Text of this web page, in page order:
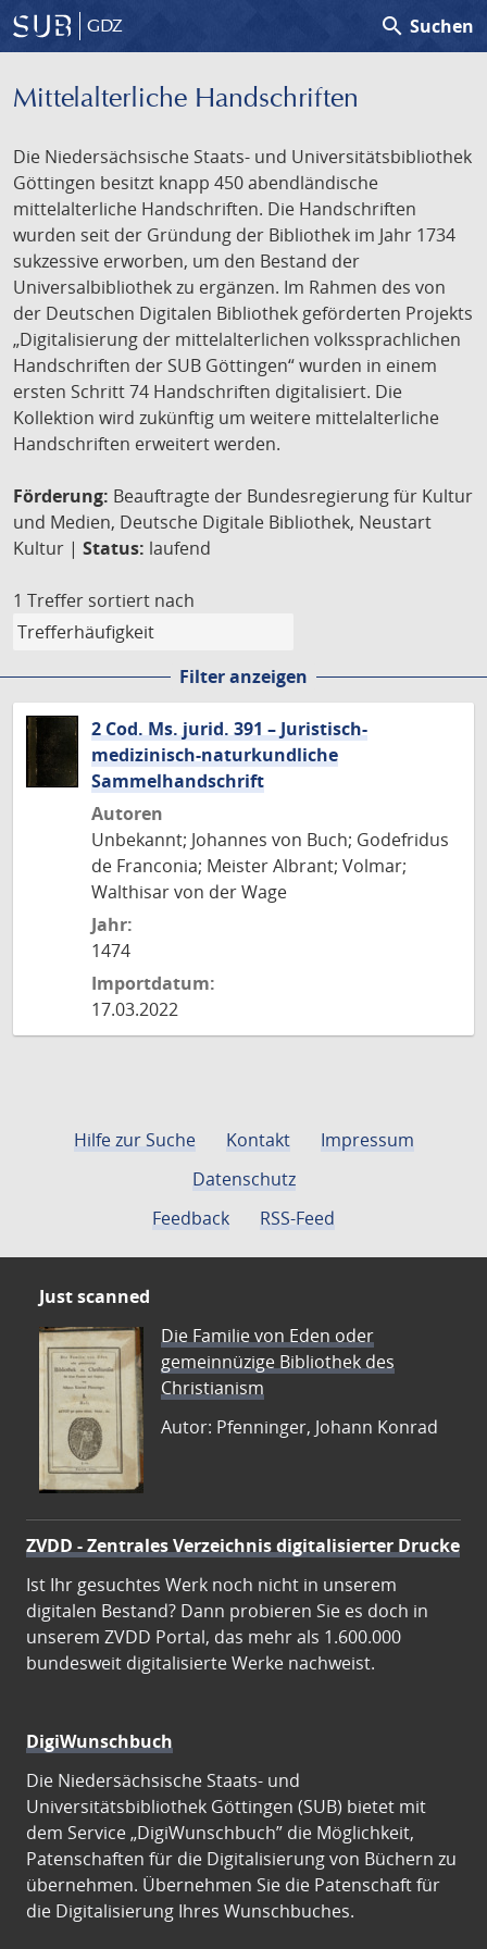
GDZ search Suchen
Mittelalterliche Handschriften
Die Niedersächsische Staats- und Universitätsbibliothek
Göttingen besitzt knapp 450 abendländische
mittelalterliche Handschriften. Die Handschriften
wurden seit der Gründung der Bibliothek im Jahr 1734
sukzessive erworben, um den Bestand der
Universalbibliothek zu ergänzen. Im Rahmen des von
der Deutschen Digitalen Bibliothek geförderten Projekts
„Digitalisierung der mittelalterlichen volkssprachlichen
Handschriften der SUB Göttingen“ wurden in einem
ersten Schritt 74 Handschriften digitalisiert. Die
Kollektion wird zukünftig um weitere mittelalterliche
Handschriften erweitert werden.
Förderung: Beauftragte der Bundesregierung für Kultur
und Medien, Deutsche Digitale Bibliothek, Neustart
Kultur | Status: laufend
1 Treffer sortiert nach
Filter anzeigen
2 Cod. Ms. jurid. 391 – Juristisch-
medizinisch-naturkundliche
Sammelhandschrift
Autoren
Unbekannt; Johannes von Buch; Godefridus
de Franconia; Meister Albrant; Volmar;
Walthisar von der Wage
Jahr:
1474
Importdatum:
17.03.2022
Hilfe zur Suche Kontakt
Impressum
Datenschutz
Feedback
RSS-Feed
Just scanned
Die Familie von Eden oder
gemeinnüzige Bibliothek des
Christianism
Autor: Pfenninger, Johann Konrad
ZVDD - Zentrales Verzeichnis digitalisierter Drucke
Ist Ihr gesuchtes Werk noch nicht in unserem
digitalen Bestand? Dann probieren Sie es doch in
unserem ZVDD Portal, das mehr als 1.600.000
bundesweit digitalisierte Werke nachweist.
DigiWunschbuch
Die Niedersächsische Staats- und
Universitätsbibliothek Göttingen (SUB) bietet mit
dem Service „DigiWunschbuch” die Möglichkeit,
Patenschaften für die Digitalisierung von Büchern zu
übernehmen. Übernehmen Sie die Patenschaft für
die Digitalisierung Ihres Wunschbuches.